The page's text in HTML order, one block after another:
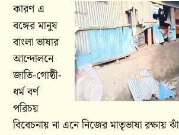
কারণ এ
বঙ্গের মানুষ
বাংলা ভাষার
আন্দোলনে
জাতি-গোষ্ঠী-
ধর্ম বর্ণ
পরিচয়
বিবেচনায় না এনে নিজের মাতৃভাষা রক্ষায়